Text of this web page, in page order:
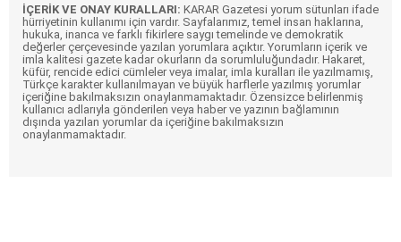
İÇERİK VE ONAY KURALLARI: KARAR Gazetesi yorum sütunları ifade
hürriyetinin kullanımı için vardır. Sayfalarımız, temel insan haklarına,
hukuka, inanca ve farklı fikirlere saygı temelinde ve demokratik
değerler çerçevesinde yazılan yorumlara açıktır. Yorumların içerik ve
imla kalitesi gazete kadar okurların da sorumluluğundadır. Hakaret,
küfür, rencide edici cümleler veya imalar, imla kuralları ile yazılmamış,
Türkçe karakter kullanılmayan ve büyük harflerle yazılmış yorumlar
içeriğine bakılmaksızın onaylanmamaktadır. Özensizce belirlenmiş
kullanıcı adlarıyla gönderilen veya haber ve yazının bağlamının
dışında yazılan yorumlar da içeriğine bakılmaksızın
onaylanmamaktadır.